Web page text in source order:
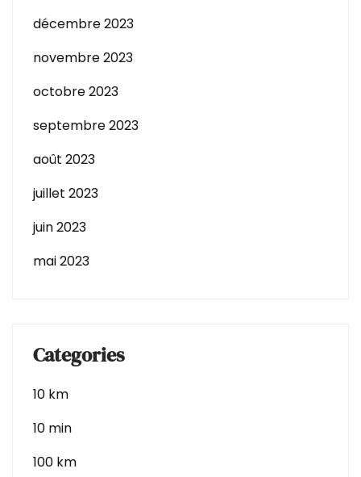
décembre 2023
novembre 2023
octobre 2023
septembre 2023
août 2023
juillet 2023
juin 2023
mai 2023
Categories
10 km
10 min
100 km